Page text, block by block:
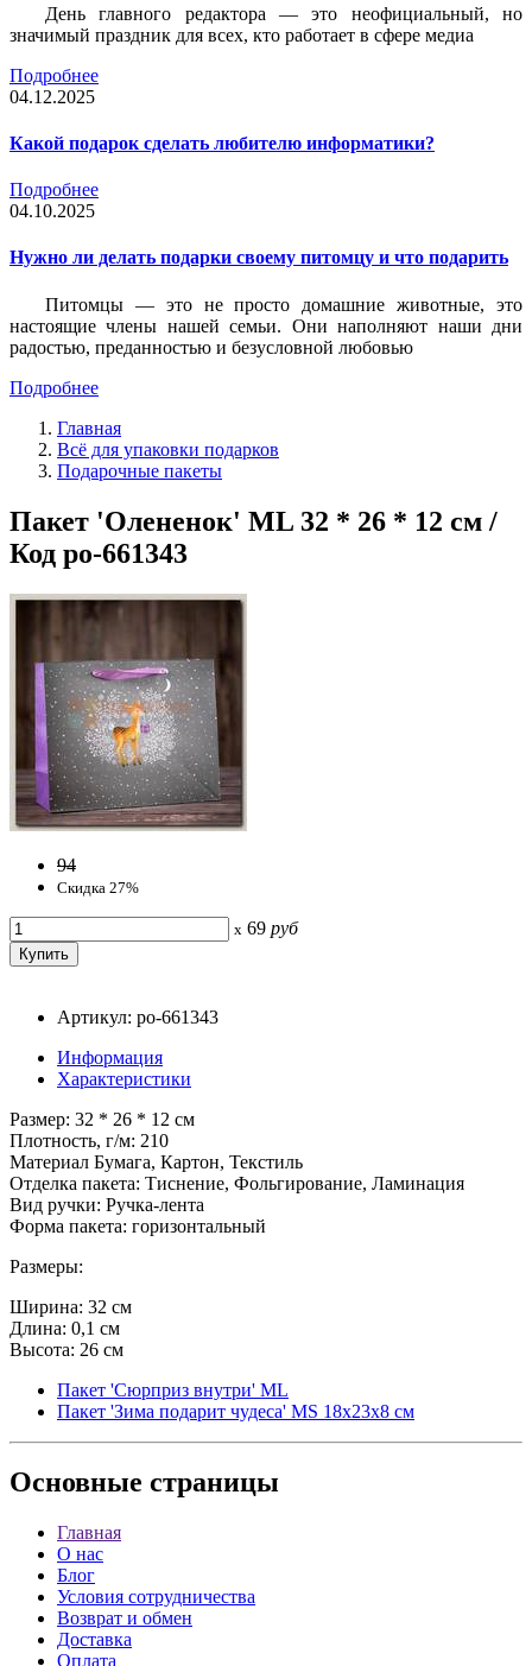
День главного редактора — это неофициальный, но
значимый праздник для всех, кто работает в сфере медиа
Подробнее
04.12.2025
Какой подарок сделать любителю информатики?
Подробнее
04.10.2025
Нужно ли делать подарки своему питомцу и что подарить
Питомцы — это не просто домашние животные, это
настоящие члены нашей семьи. Они наполняют наши дни
радостью, преданностью и безусловной любовью
Подробнее
Главная
Всё для упаковки подарков
Подарочные пакеты
Пакет 'Олененок' ML 32 * 26 * 12 см /
Код po-661343
94
Скидка 27%
x 69 руб
Артикул: po-661343
Информация
Характеристики
Размер: 32 * 26 * 12 см
Плотность, г/м: 210
Материал Бумага, Картон, Текстиль
Отделка пакета: Тиснение, Фольгирование, Ламинация
Вид ручки: Ручка-лента
Форма пакета: горизонтальный
Размеры:
Ширина: 32 см
Длина: 0,1 см
Высота: 26 см
Пакет 'Сюрприз внутри' ML
Пакет 'Зима подарит чудеса' MS 18х23х8 см
Основные страницы
Главная
О нас
Блог
Условия сотрудничества
Возврат и обмен
Доставка
Оплата